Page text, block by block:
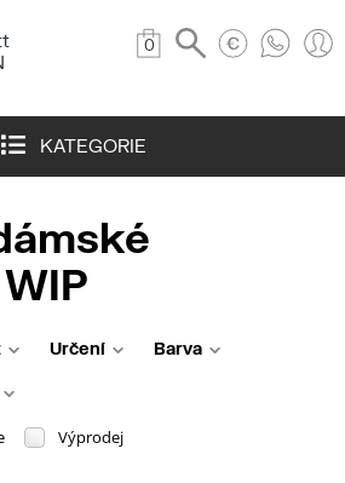
0
KATEGORIE
Určení Barva
Výprodej